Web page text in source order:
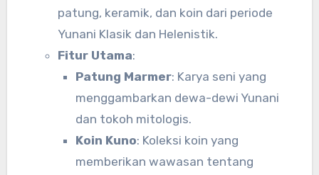
patung, keramik, dan koin dari periode
Yunani Klasik dan Helenistik.
Fitur Utama:
Patung Marmer: Karya seni yang
menggambarkan dewa-dewi Yunani
dan tokoh mitologis.
Koin Kuno: Koleksi koin yang
memberikan wawasan tentang